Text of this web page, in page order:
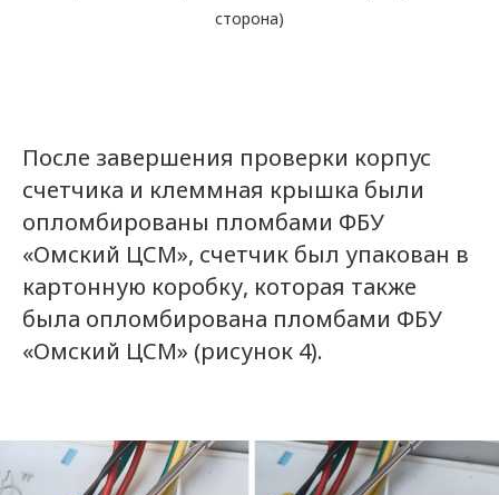
сторона)
После завершения проверки корпус
счетчика и клеммная крышка были
опломбированы пломбами ФБУ
«Омский ЦСМ», счетчик был упакован в
картонную коробку, которая также
была опломбирована пломбами ФБУ
«Омский ЦСМ» (рисунок 4).